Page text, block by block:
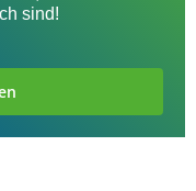
sind!